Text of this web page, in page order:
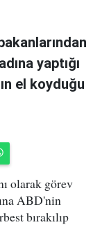
yaptığı
el koyduğu
olarak görev
ABD'nin
bırakılıp